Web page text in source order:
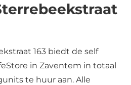
163 biedt de self
in Zaventem in totaal
te huur aan. Alle